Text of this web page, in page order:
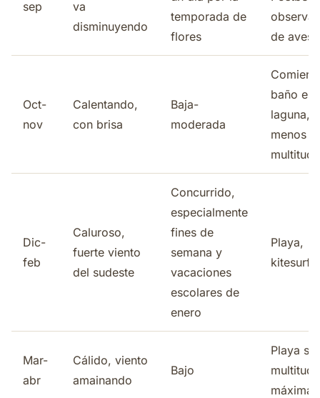
sep
va
disminuyendo
temporada de
flores
de aves
Oct-
nov
Calentando,
con brisa
Baja-
moderada
baño en
laguna,
menos
Dic-
feb
Caluroso,
fuerte viento
del sudeste
Concurrido,
especialmente
fines de
semana y
vacaciones
escolares de
enero
Playa,
kitesurf
Mar-
abr
Cálido, viento
amainando
Bajo
Playa
máximas